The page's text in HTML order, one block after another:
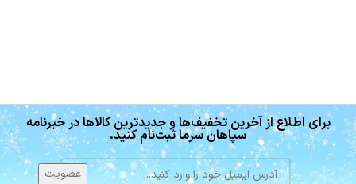
برای اطلاع از آخرین تخفیف‌ها و جدیدترین کالاها در خبرنامه
سپاهان سرما ثبت‌نام کنید.